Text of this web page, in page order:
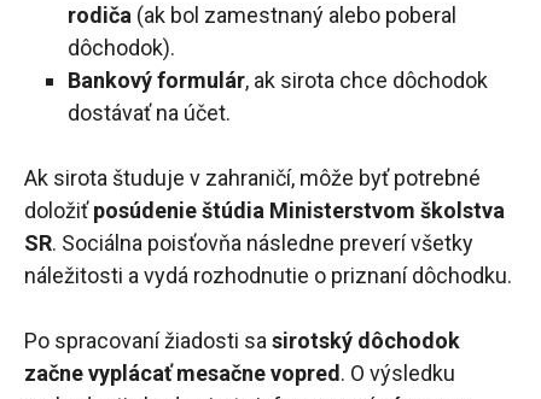
rodiča (ak bol zamestnaný alebo poberal
dôchodok).
Bankový formulár, ak sirota chce dôchodok
dostávať na účet.
Ak sirota študuje v zahraničí, môže byť potrebné
doložiťposúdenie štúdia Ministerstvom školstva
SR. Sociálna poisťovňa následne preverí všetky
náležitosti a vydá rozhodnutie o priznaní dôchodku.
Po spracovaní žiadosti sa sirotský dôchodok
začne vyplácať mesačne vopred. O výsledku